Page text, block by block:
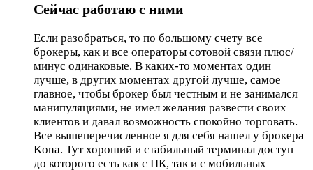
Сейчас работаю с ними
Если разобраться, то по большому счету все
брокеры, как и все операторы сотовой связи плюс/
минус одинаковые. В каких-то моментах один
лучше, в других моментах другой лучше, самое
главное, чтобы брокер был честным и не занимался
манипуляциями, не имел желания развести своих
клиентов и давал возможность спокойно торговать.
Все вышеперечисленное я для себя нашел у брокера
Kona. Тут хороший и стабильный терминал доступ
до которого есть как с ПК, так и с мобильных